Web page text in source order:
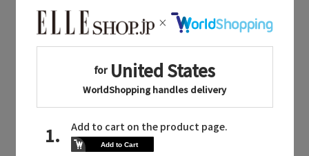
Quick View
【送料無料】25ans 6月号（2026/4/28発売）
Quick View